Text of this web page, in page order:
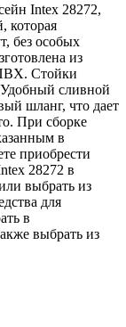
Intex 28272,
которая
без особых
из
Стойки
Удобный сливной
шланг, что дает
При сборке
в
приобрести
28272 в
выбрать из
для
в
выбрать из